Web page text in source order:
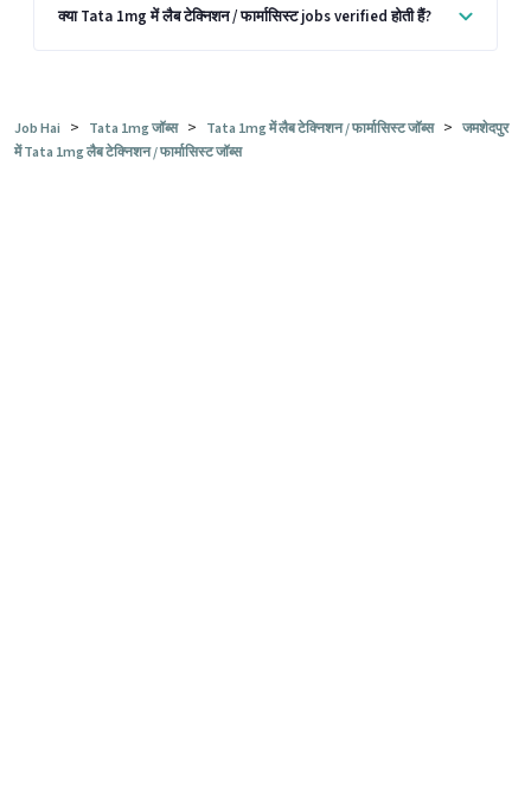
क्या Tata 1mg में लैब टेक्निशन / फार्मासिस्ट jobs verified होती हैं?
Job Hai > Tata 1mg जॉब्स > Tata 1mg में लैब टेक्निशन / फार्मासिस्ट जॉब्स > जमशेदपुर
में Tata 1mg लैब टेक्निशन / फार्मासिस्ट जॉब्स